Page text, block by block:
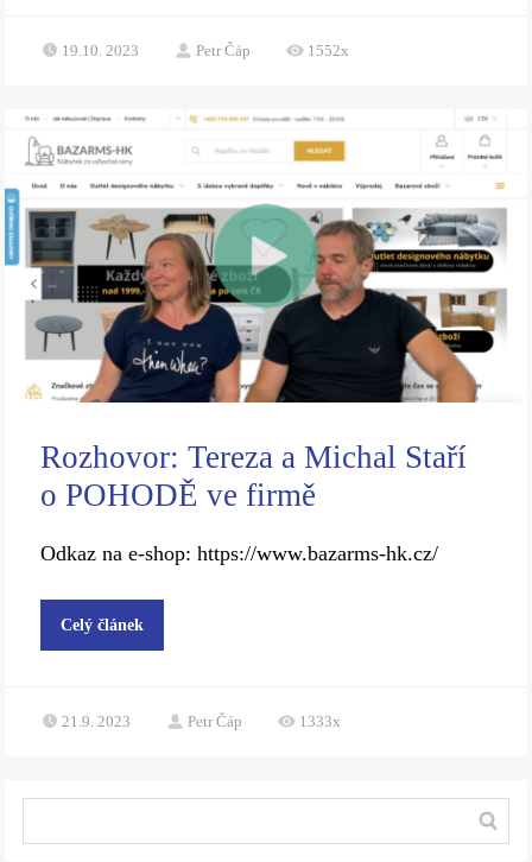
19.10. 2023 Petr Čáp 1552x
Rozhovor: Tereza a Michal Staří
o POHODĚ ve firmě
Odkaz na e-shop: https://www.bazarms-hk.cz/
Celý článek
21.9. 2023 Petr Čáp 1333x